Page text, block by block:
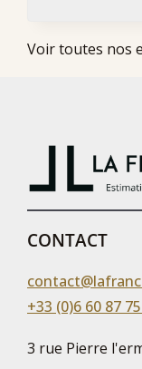
Voir toutes nos
CONTACT
+33 (0)6 60 87
3 rue Pierre